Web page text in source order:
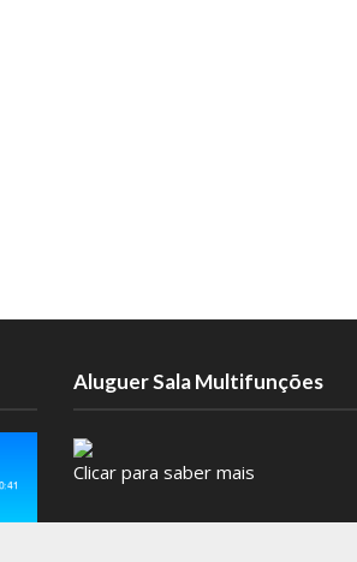
Aluguer Sala Multifunções
Clicar para saber mais